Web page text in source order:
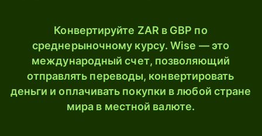
Конвертируйте ZAR в GBP по
среднерыночному курсу. Wise — это
международный счет, позволяющий
отправлять переводы, конвертировать
деньги и оплачивать покупки в любой стране
мира в местной валюте.